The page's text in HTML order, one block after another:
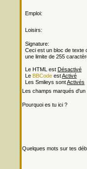
Emploi:
Loisirs:
Signature:
Ceci est un bloc de texte
une limite de 255
Le HTML est Désactivé
Le BBCode estActivé
Les Smileys sontActivés
Les champs marqués d'un
Pourquoi es tu ici ?
Quelques mots sur tes